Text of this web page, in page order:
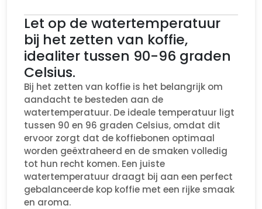
Let op de watertemperatuur
bij het zetten van koffie,
idealiter tussen 90-96 graden
Celsius.
Bij het zetten van koffie is het belangrijk om
aandacht te besteden aan de
watertemperatuur. De ideale temperatuur ligt
tussen 90 en 96 graden Celsius, omdat dit
ervoor zorgt dat de koffiebonen optimaal
worden geëxtraheerd en de smaken volledig
tot hun recht komen. Een juiste
watertemperatuur draagt bij aan een perfect
gebalanceerde kop koffie met een rijke smaak
en aroma.